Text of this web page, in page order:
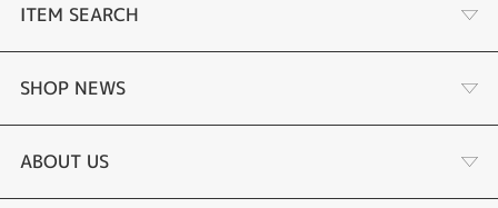
ITEM SEARCH
婚約指輪
結婚指輪
SHOP NEWS
ふくい時計宝石修理研究所
ABOUT US